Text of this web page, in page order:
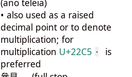
(ano teleia)
• also used as a raised
decimal point or to denote
multiplication; for
multiplication U+22C5 ⋅
is
preferred